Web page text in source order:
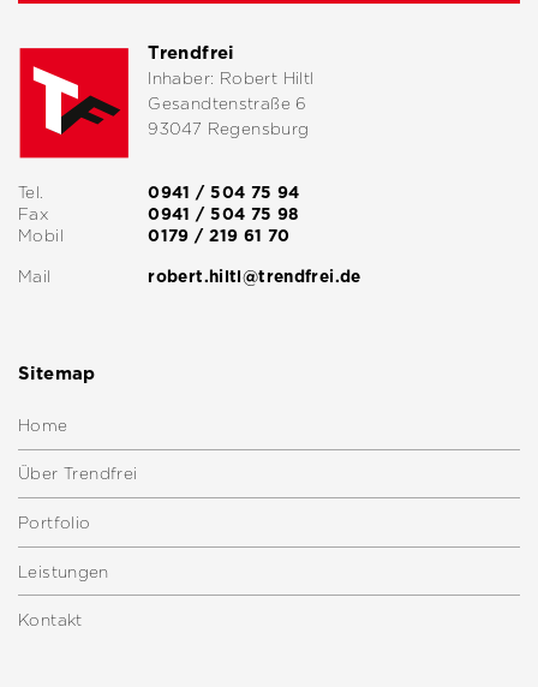
Trendfrei
Inhaber: Robert Hiltl
Gesandtenstraße 6
93047 Regensburg
Tel.
Fax
Mobil
Mail
0941 / 504 75 94
0941 / 504 75 98
0179 / 219 61 70
robert.hiltl@trendfrei.de
Sitemap
Home
Über Trendfrei
Portfolio
Leistungen
Kontakt